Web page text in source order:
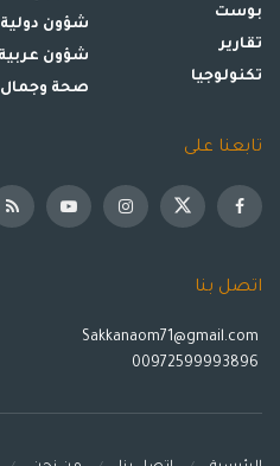
بوست
تقارير
تكنولوجيا
شؤون دولية
شؤون عربية
صحة وجمال
تابعنا على
اتصل بنا
Sakkanaom71@gmail.com